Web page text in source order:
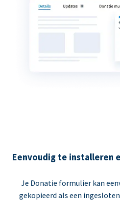
Eenvoudig te installeren
Je Donatie formulier kan
gekopieerd als een